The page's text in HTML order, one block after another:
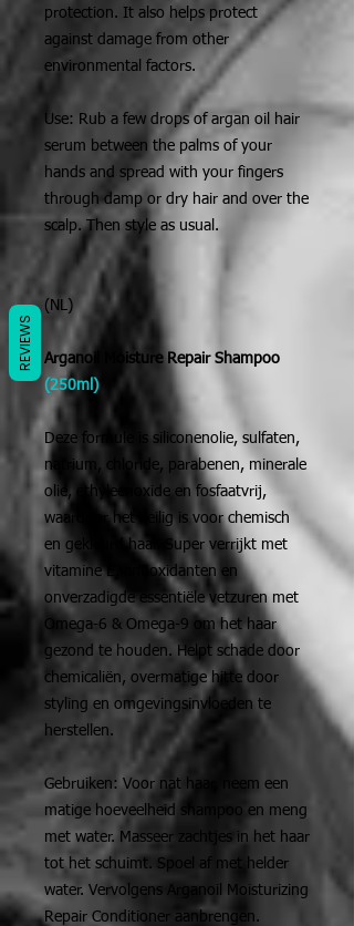
protection. It also helps protect
against damage from other
environmental factors.
Use: Rub a few drops of argan oil hair
serum between the palms of your
hands and spread with your fingers
through damp or dry hair and over the
scalp. Then style as usual.
(NL)
Arganoil Moisture Repair Shampoo
(250ml)
Deze formule is siliconenolie, sulfaten,
natrium, chloride, parabenen, minerale
olie, ethyleenoxide en fosfaatvrij,
waardoor het veilig is voor chemisch
en gekleurd haar. Super verrijkt met
vitamine E, antioxidanten en
onverzadigde essentiële vetzuren met
Omega-6 & Omega-9 om het haar
gezond te houden. Helpt schade door
chemicaliën, overmatige hitte door
styling en omgevingsinvloeden te
herstellen.
Gebruiken: Voor nat haar, neem een
matige hoeveelheid shampoo en meng
met water. Masseer zachtjes in het haar
tot het schuimt. Spoel af met helder
water. Vervolgens Arganoil Moisturizing
Repair Conditioner aanbrengen.
REVIEWS